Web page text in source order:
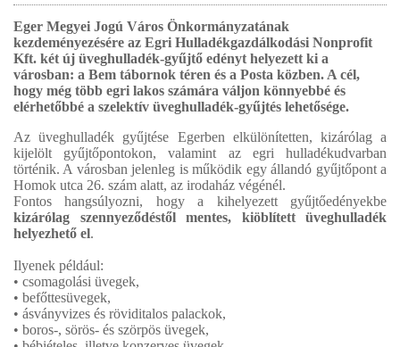
Eger Megyei Jogú Város Önkormányzatának
kezdeményezésére az Egri Hulladékgazdálkodási Nonprofit
Kft. két új üveghulladék-gyűjtő edényt helyezett ki a
városban: a Bem tábornok téren és a Posta közben. A cél,
hogy még több egri lakos számára váljon könnyebbé és
elérhetőbbé a szelektív üveghulladék-gyűjtés lehetősége.
Az üveghulladék gyűjtése Egerben elkülönítetten, kizárólag a
kijelölt gyűjtőpontokon, valamint az egri hulladékudvarban
történik. A városban jelenleg is működik egy állandó gyűjtőpont a
Homok utca 26. szám alatt, az irodaház végénél.
Fontos hangsúlyozni, hogy a kihelyezett gyűjtőedényekbe
kizárólag szennyeződéstől mentes, kiöblített üveghulladék
helyezhető el.
Ilyenek például:
• csomagolási üvegek,
• befőttesüvegek,
• ásványvizes és röviditalos palackok,
• boros-, sörös- és szörpös üvegek,